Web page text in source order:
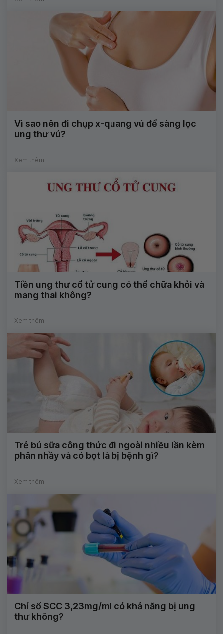
Vì sao nên đi chụp x-quang vú để sàng lọc
ung thư vú?
Xem thêm
Tiền ung thư cổ tử cung có thể chữa khỏi và
mang thai không?
Xem thêm
Trẻ bú sữa công thức đi ngoài nhiều lần kèm
phân nhầy và có bọt là bị bệnh gì?
Xem thêm
Chỉ số SCC 3,23mg/ml có khả năng bị ung
thư không?